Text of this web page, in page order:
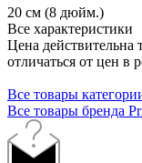
20 см (8 дюйм.)
Все характеристики
Цена действительна
отличаться от цен в
Все товары
Все товары бренда